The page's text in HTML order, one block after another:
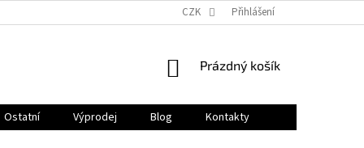
CZK Přihlášení
NÁKUPNÍ
Prázdný košík
Ostatní Výprodej Blog
Kontakty